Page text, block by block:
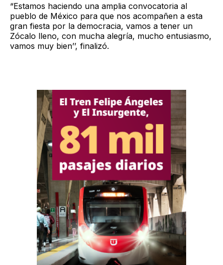
“Estamos haciendo una amplia convocatoria al
pueblo de México para que nos acompañen a esta
gran fiesta por la democracia, vamos a tener un
Zócalo lleno, con mucha alegría, mucho entusiasmo,
vamos muy bien’’, finalizó.